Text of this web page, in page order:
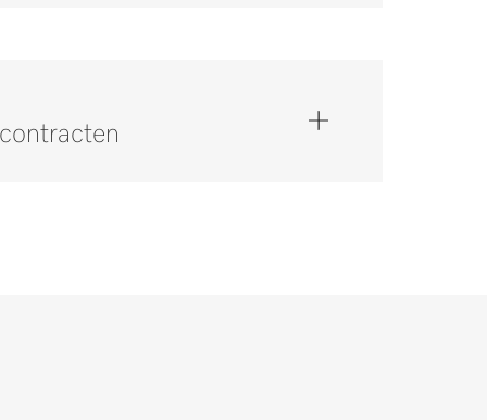
van uw investering. Wij bieden de